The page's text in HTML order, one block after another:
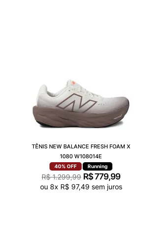
TÊNIS NEW BALANCE FRESH FOAM X
1080 W108014E
40% OFF Running
R$ 1.299,99 R$779,99
ou 8x R$ 97,49 sem juros